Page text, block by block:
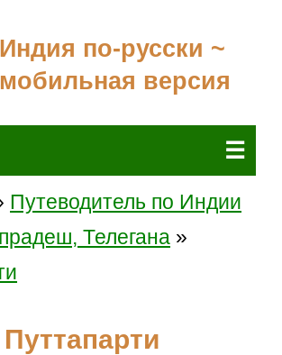
Индия по-русски ~
мобильная версия
☰
Путеводитель по Индии
Телегана »